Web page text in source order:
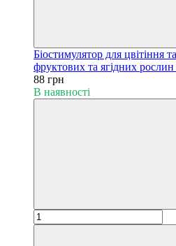
Біостимулятор для цвітіння
фруктових та ягідних
88 грн
В наявності